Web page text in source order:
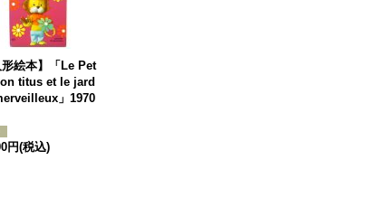
形絵本】「Le Pet
titus et le jard
」1970
円(税込)